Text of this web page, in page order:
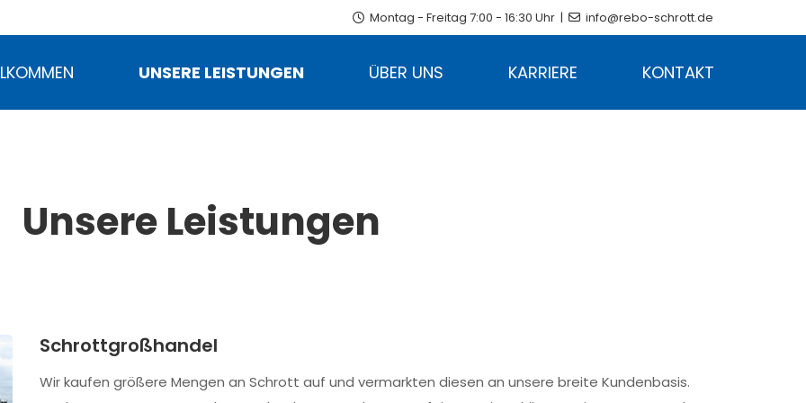
 Montag - Freitag 7:00 - 16:30 Uhr |  info@rebo-schrott.de
UNSERE LEISTUNGEN ÜBER UNS KARRIERE KONTAKT
Unsere Leistungen
Schrottgroßhandel
Wir kaufen größere Mengen an Schrott auf und vermarkten diesen an unsere breite Kundenbasis.